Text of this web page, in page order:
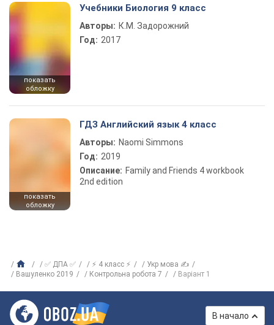
показать
обложку
Учебники Биология 9 класс
Авторы: К.М. Задорожний
Год: 2017
показать
обложку
ГДЗ Английский язык 4 класс
Авторы: Naomi Simmons
Год: 2019
Описание: Family and Friends 4 workbook
2nd edition
✅ ДПА ✅ ⚡ 4 класс ⚡
Укр мова ✍
Вашуленко 2019
Контрольна робота 7 Варіант 1
В начало